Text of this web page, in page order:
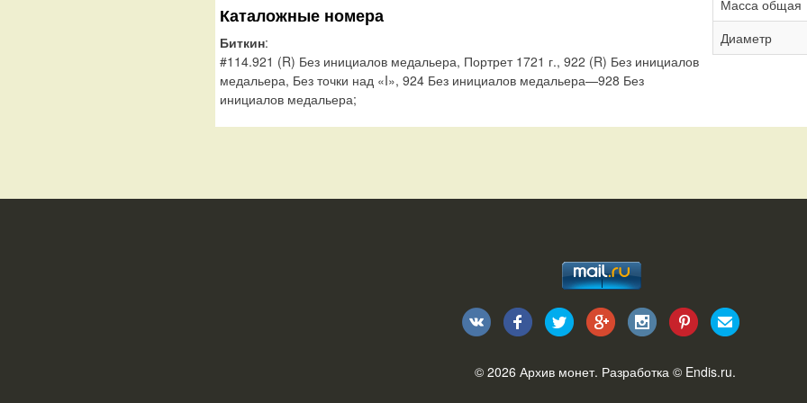
Каталожные номера
Биткин:
#114.921 (R) Без инициалов медальера, Портрет 1721 г., 922 (R) Без инициалов
медальера, Без точки над «I», 924 Без инициалов медальера—928 Без
инициалов медальера;
Масса общая
Диаметр
© 2026 Архив монет. Разработка © Endis.ru.